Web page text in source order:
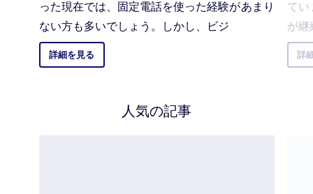
った現在では、固定電話を使った経験があまり
ない方も多いでしょう。しかし、ビジ
詳細を見る
て
が継
詳
人気の記事